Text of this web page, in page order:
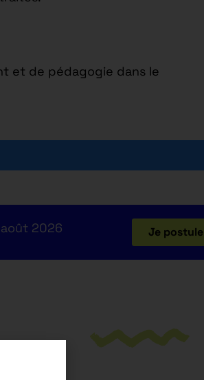
et de pédagogie dans le
2026 Je postule